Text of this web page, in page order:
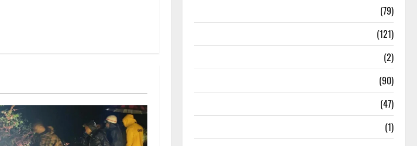
(79)
(121)
(2)
(90)
(47)
(1)